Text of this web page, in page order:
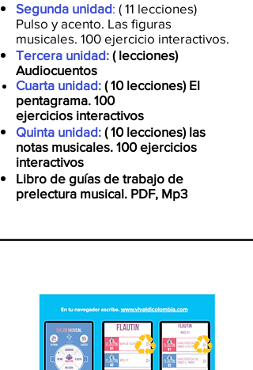
Segunda unidad: ( 11 lecciones)
Pulso y acento. Las figuras
musicales. 100 ejercicio interactivos.
Tercera unidad: ( lecciones)
Audiocuentos
Cuarta unidad: ( 10 lecciones) El
pentagrama. 100
ejercicios interactivos
Quinta unidad: ( 10 lecciones) las
notas musicales. 100 ejercicios
interactivos
Libro de guías de trabajo de
prelectura musical. PDF, Mp3